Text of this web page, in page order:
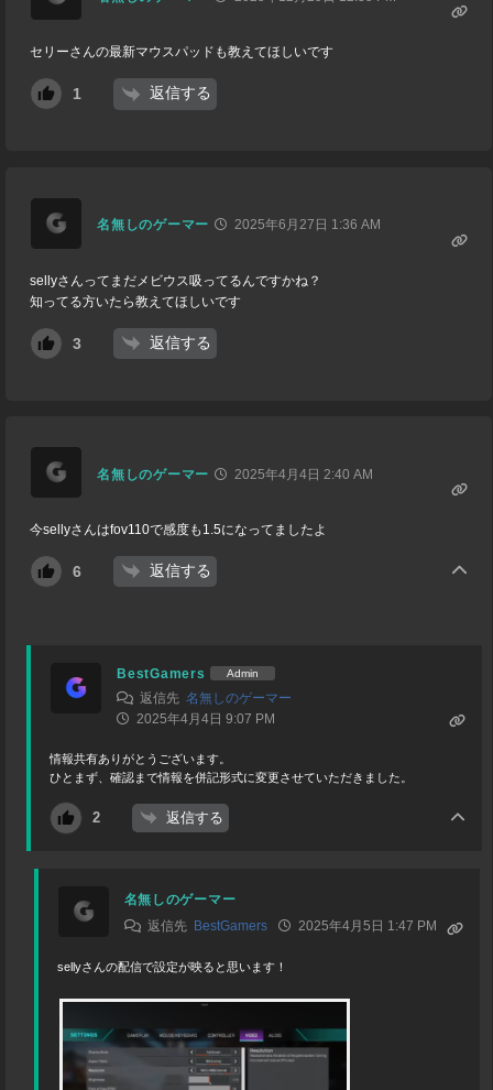
セリーさんの最新マウスパッドも教えてほしいです
1 返信する
名無しのゲーマー 2025年6月27日 1:36 AM
sellyさんってまだメビウス吸ってるんですかね？
知ってる方いたら教えてほしいです
3 返信する
名無しのゲーマー 2025年4月4日 2:40 AM
今sellyさんはfov110で感度も1.5になってましたよ
6 返信する
BestGamers Admin
返信先名無しのゲーマー
2025年4月4日 9:07 PM
情報共有ありがとうございます。
ひとまず、確認まで情報を併記形式に変更させていただきました。
2 返信する
名無しのゲーマー
返信先 BestGamers 2025年4月5日 1:47 PM
sellyさんの配信で設定が映ると思います！